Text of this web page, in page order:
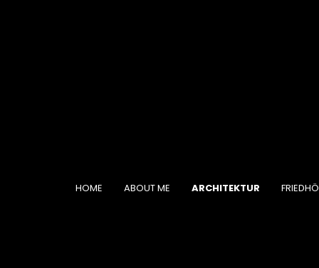
HOME ABOUT ME ARCHITEKTUR